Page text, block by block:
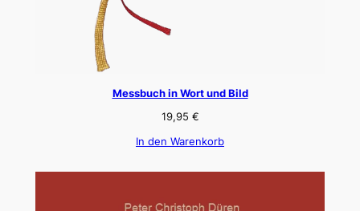
Messbuch in Wort und Bild
19,95 €
In den Warenkorb